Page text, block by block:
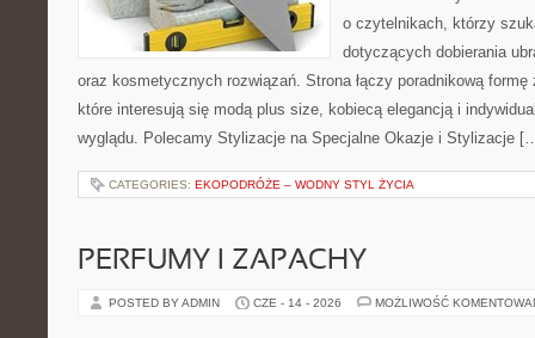
o czytelnikach, którzy
dotyczących dobierania
oraz kosmetycznych rozwiązań. Strona łączy poradnikową
które interesują się modą plus size, kobiecą elegancją i
wyglądu. Polecamy Stylizacje na Specjalne Okazje i Stylizacje
CATEGORIES: EKOPODRÓŻE – WODNY STYL ŻYCIA
PERFUMY I ZAPACHY
POSTED BY ADMIN CZE - 14 - 2026 MOŻLIWOŚĆ